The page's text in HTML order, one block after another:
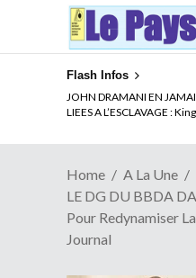
Flash Infos
ELECTION DE TALON A
Quand Patrice quitte le
Home
A La Une
LE DG DU BBDA
Pour Redynamiser
Journal